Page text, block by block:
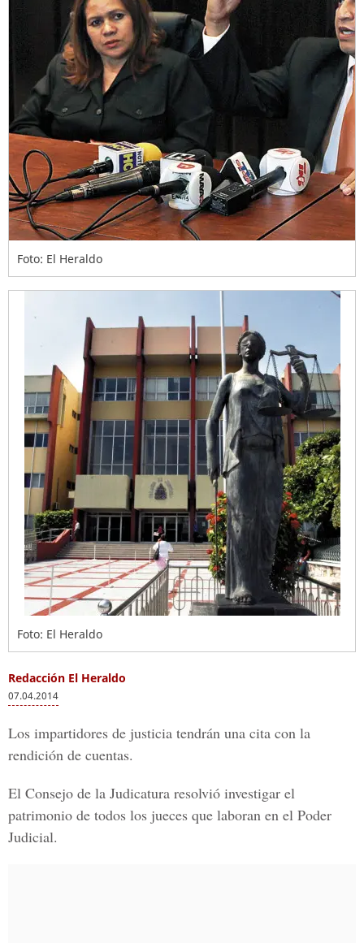
Foto: El Heraldo
Foto: El Heraldo
Redacción El Heraldo
07.04.2014
Los impartidores de justicia tendrán una cita con la
rendición de cuentas.
El Consejo de la Judicatura resolvió investigar el
patrimonio de todos los jueces que laboran en el Poder
Judicial.